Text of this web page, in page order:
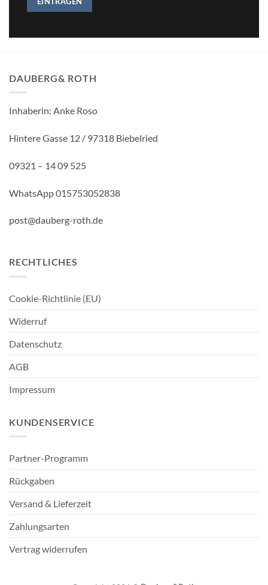
DAUBERG& ROTH
Inhaberin: Anke Roso
Hintere Gasse 12 / 97318 Biebelried
09321 – 14 09 525
WhatsApp 015753052838
post@dauberg-roth.de
RECHTLICHES
Cookie-Richtlinie (EU)
Widerruf
Datenschutz
AGB
Impressum
KUNDENSERVICE
Partner-Programm
Rückgaben
Versand & Lieferzeit
Zahlungsarten
Vertrag widerrufen